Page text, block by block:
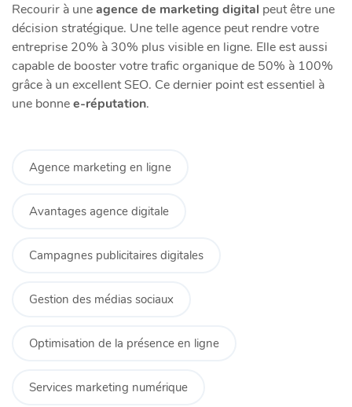
Recourir à uneagence de marketing digital peut être une
décision stratégique. Une telle agence peut rendre votre
entreprise 20% à 30% plus visible en ligne. Elle est aussi
capable de booster votre trafic organique de 50% à 100%
grâce à un excellent SEO. Ce dernier point est essentiel à
une bonnee-réputation.
Agence marketing en ligne
Avantages agence digitale
Campagnes publicitaires digitales
Gestion des médias sociaux
Optimisation de la présence en ligne
Services marketing numérique